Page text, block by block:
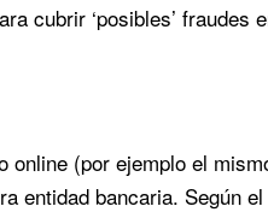
cubrir ‘posibles’ fraudes
online (por ejemplo el
entidad bancaria. Según